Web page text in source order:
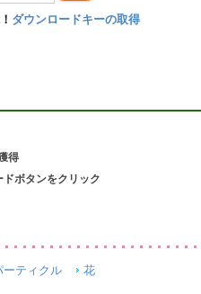
ダウンロードキーの取得
得
ボタンをクリック
ーティクル
花